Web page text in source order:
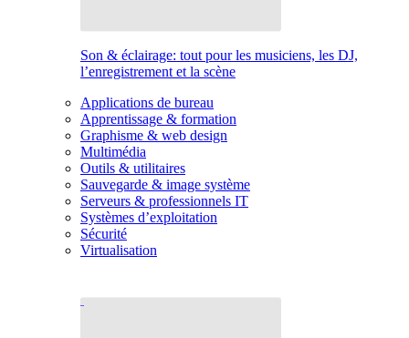
Son & éclairage: tout pour les musiciens, les DJ,
l’enregistrement et la scène
Applications de bureau
Apprentissage & formation
Graphisme & web design
Multimédia
Outils & utilitaires
Sauvegarde & image système
Serveurs & professionnels IT
Systèmes d’exploitation
Sécurité
Virtualisation